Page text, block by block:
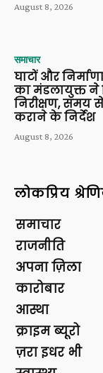
August 8, 2026
समाचार
घाटों और
का मंडलायुक्त ने
निरीक्षण, समय से
कराने के निर्देश
August 8, 2026
लोकप्रिय
समाचार
राजनीति
अपना ज़िला
कारोबार
आस्था
क्राइम ब्यूरो
ज़रा इधर भी